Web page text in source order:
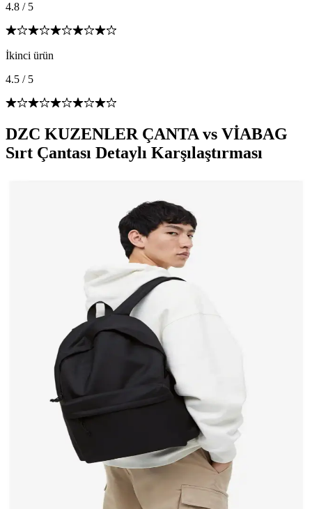
4.8 / 5
İkinci ürün
4.5 / 5
DZC KUZENLER ÇANTA vs VİABAG
Sırt Çantası Detaylı Karşılaştırması